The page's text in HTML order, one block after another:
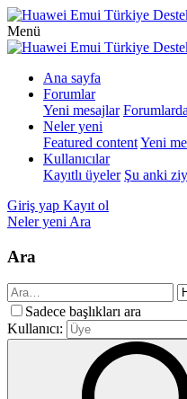
Menü
Ana sayfa
Forumlar
Yeni mesajlar
Neler yeni
Featured contentYeni
Kullanıcılar
Kayıtlı üyeler Şu anki
Giriş yap Kayıt ol
Neler yeni Ara
Ara
Sadece başlıkları ara
Kullanıcı: